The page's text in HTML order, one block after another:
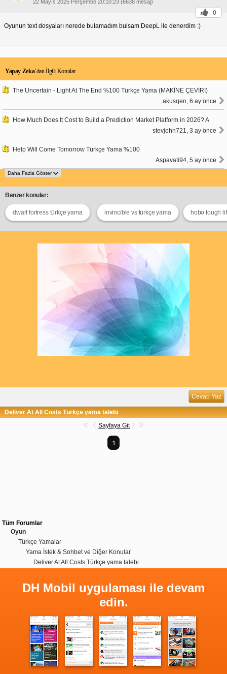
22 Mayıs 2025 Perşembe 20:10:23 (6638 mesaj)
0
Oyunun text dosyaları nerede bulamadım bulsam DeepL ile denerdim :)
Yapay Zeka’dan İlgili Konular
The Uncertain - Light At The End %100 Türkçe Yama (MAKİNE ÇEVİRİ)
akusqen, 6 ay önce
How Much Does It Cost to Build a Prediction Market Platform in 2026? A
stevjohn721, 3 ay önce
Help Will Come Tomorrow Türkçe Yama %100
Aspavati94, 5 ay önce
Benzer konular:
dwarf fortress türkçe yama invincible vs türkçe yama hobo tough
Cevap Yaz
Deliver At All Costs Türkçe yama talebi
Sayfaya Git
1
Tüm Forumlar
Oyun
Türkçe Yamalar
Yama İstek & Sohbet ve Diğer Konular
Deliver At All Costs Türkçe yama talebi
DH Mobil uygulaması ile devam
edin.